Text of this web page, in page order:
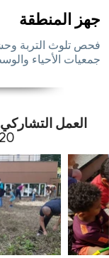
جهز المنطقة
فحص تلوث التربة
جمعيات الأحياء